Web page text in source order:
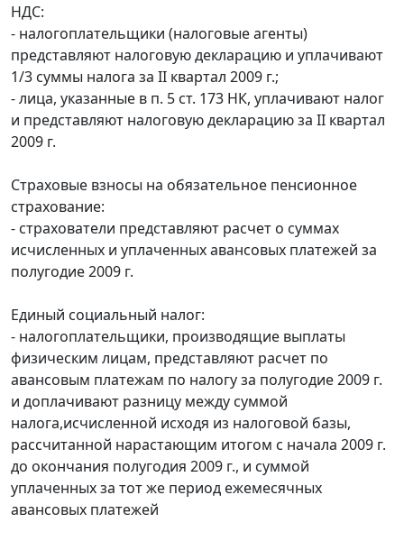
НДС:
- налогоплательщики (налоговые агенты)
представляют налоговую декларацию и уплачивают
1/3 суммы налога за II квартал 2009 г.;
- лица, указанные в п. 5 ст. 173 НК, уплачивают налог
и представляют налоговую декларацию за II квартал
2009 г.
Страховые взносы на обязательное пенсионное
страхование:
- страхователи представляют расчет о суммах
исчисленных и уплаченных авансовых платежей за
полугодие 2009 г.
Единый социальный налог:
- налогоплательщики, производящие выплаты
физическим лицам, представляют расчет по
авансовым платежам по налогу за полугодие 2009 г.
и доплачивают разницу между суммой
налога,исчисленной исходя из налоговой базы,
рассчитанной нарастающим итогом с начала 2009 г.
до окончания полугодия 2009 г., и суммой
уплаченных за тот же период ежемесячных
авансовых платежей